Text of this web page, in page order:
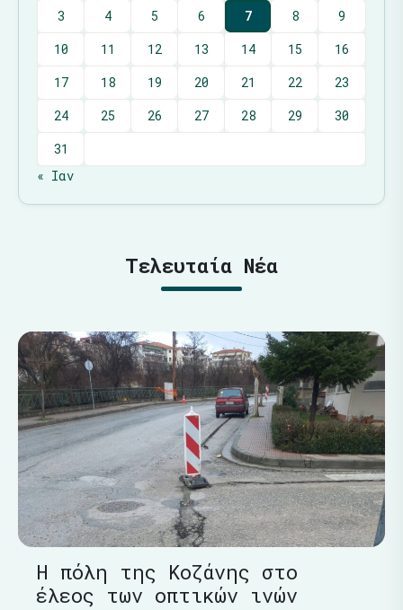
3 4 5 6 7 8
9
10
11 12 13 14 15
16
17
18 19 20 21 22
23
24
25 26 27 28 29
30
31
« Ιαν
Τελευταία Νέα
Η πόλη της Κοζάνης στο
έλεος των οπτικών ινών